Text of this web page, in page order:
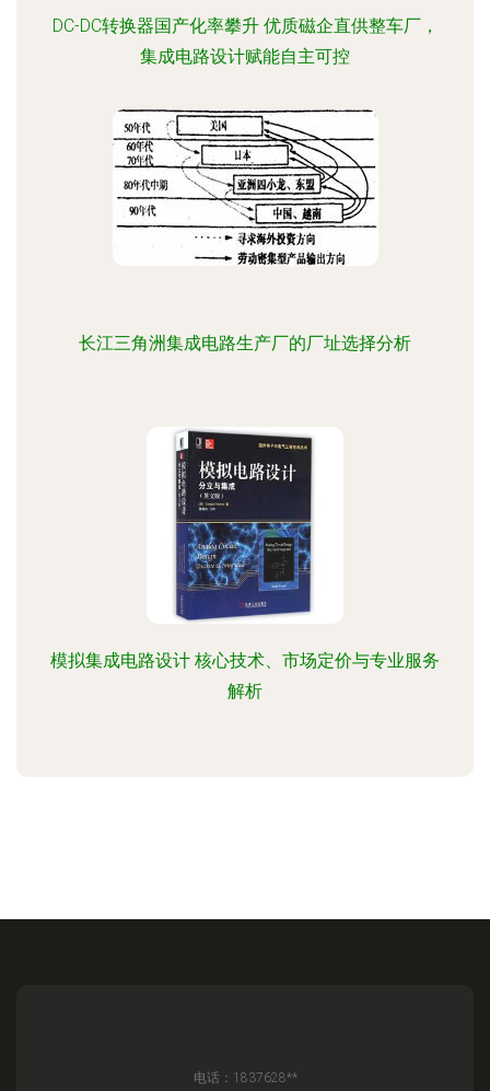
DC-DC转换器国产化率攀升 优质磁企直供整车厂，
集成电路设计赋能自主可控
长江三角洲集成电路生产厂的厂址选择分析
模拟集成电路设计 核心技术、市场定价与专业服务
解析
电话：1837628**